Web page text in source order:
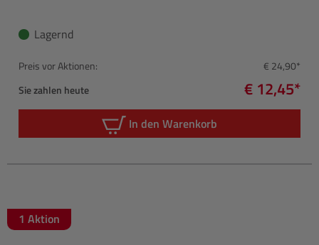
Lagernd
Preis vor Aktionen:
€ 24,90*
Sie zahlen heute
€ 12,45*
In den Warenkorb
1 Aktion